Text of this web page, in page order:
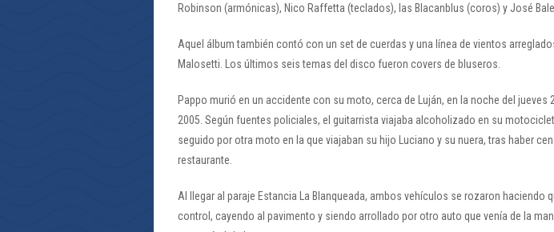
Robinson (armónicas), Nico Raffetta (teclados), las Blacanblus (coros) y José
Aquel álbum también contó con un set de cuerdas y una línea de vientos
Malosetti. Los últimos seis temas del disco fueron covers de bluseros.
Pappo murió en un accidente con su moto, cerca de Luján, en la noche del jueves
2005. Según fuentes policiales, el guitarrista viajaba alcoholizado en su
seguido por otra moto en la que viajaban su hijo Luciano y su nuera, tras haber
restaurante.
Al llegar al paraje Estancia La Blanqueada, ambos vehículos se rozaron haciendo
control, cayendo al pavimento y siendo arrollado por otro auto que venía de la